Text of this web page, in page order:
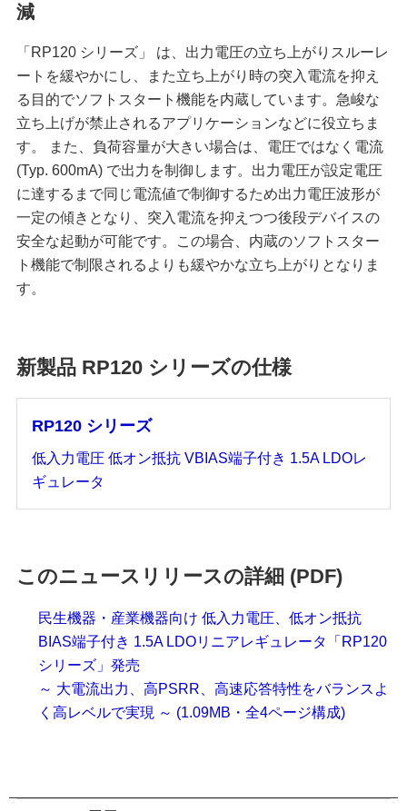
減
「RP120 シリーズ」 は、出力電圧の立ち上がりスルーレ
ートを緩やかにし、また立ち上がり時の突入電流を抑え
る目的でソフトスタート機能を内蔵しています。急峻な
立ち上げが禁止されるアプリケーションなどに役立ちま
す。 また、負荷容量が大きい場合は、電圧ではなく電流
(Typ. 600mA) で出力を制御します。出力電圧が設定電圧
に達するまで同じ電流値で制御するため出力電圧波形が
一定の傾きとなり、突入電流を抑えつつ後段デバイスの
安全な起動が可能です。この場合、内蔵のソフトスター
ト機能で制限されるよりも緩やかな立ち上がりとなりま
す。
新製品 RP120 シリーズの仕様
RP120 シリーズ
低入力電圧 低オン抵抗 VBIAS端子付き 1.5A LDOレ
ギュレータ
このニュースリリースの詳細 (PDF)
民生機器・産業機器向け 低入力電圧、低オン抵抗
BIAS端子付き 1.5A LDOリニアレギュレータ「RP120
シリーズ」発売
～ 大電流出力、高PSRR、高速応答特性をバランスよ
く高レベルで実現 ～ (1.09MB・全4ページ構成)